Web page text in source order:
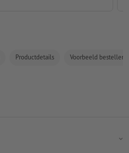
Productdetails Voorbeeld bestellen